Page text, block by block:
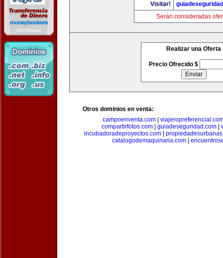
Visitar!
Serán consideradas
Realizar una Oferta
Precio Ofrecido $
Otros dominios en venta:
campoenventa.com
compartirfotos.com| guiadeseguridad.com|
incubadoradeproyectos.com
catalogodemaquinaria.com|